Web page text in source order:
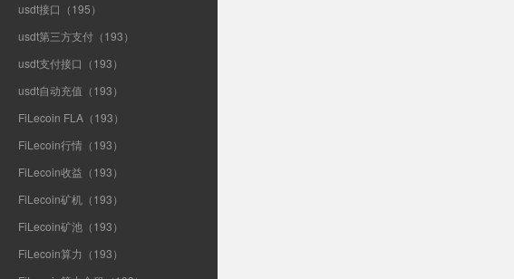
usdt接口（195）
usdt第三方支付（193）
usdt支付接口（193）
usdt自动充值（193）
FiLecoin FLA（193）
FiLecoin行情（193）
FiLecoin收益（193）
FiLecoin矿机（193）
FiLecoin矿池（193）
FiLecoin算力（193）